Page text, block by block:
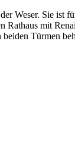
Weser. Sie
Rathaus mit
Türmen